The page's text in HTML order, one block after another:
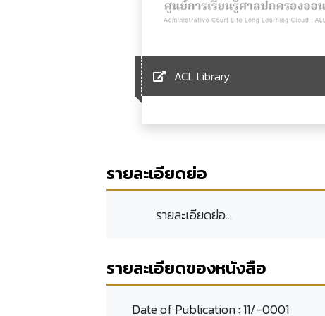
ACL Library
รายละเอียดย่อ
รายละเอียดย่อ...
รายละเอียดของหนังสือ
Date of Publication :11/-0001